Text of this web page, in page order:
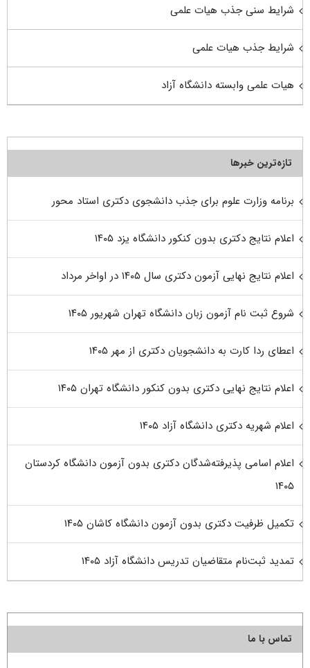
شرایط سنی جذب هیات علمی
شرایط جذب هیات علمی
هیات علمی وابسته دانشگاه آزاد
تازه‌ترین خبرها
برنامه وزارت علوم برای جذب دانشجوی دکتری استاد محور
اعلام نتایج دکتری بدون کنکور دانشگاه یزد ۱۴۰۵
اعلام نتایج نهایی آزمون دکتری سال ۱۴۰۵ در اواخر مرداد
شروع ثبت نام آزمون زبان دانشگاه تهران شهریور ۱۴۰۵
اعطای ردا کارت به دانشجویان دکتری از مهر ۱۴۰۵
اعلام نتایج نهایی دکتری بدون کنکور دانشگاه تهران ۱۴۰۵
اعلام شهریه دکتری دانشگاه آزاد ۱۴۰۵
اعلام اسامی پذیرفته‌شدگان دکتری بدون آزمون دانشگاه کردستان
۱۴۰۵
تکمیل ظرفیت دکتری بدون آزمون دانشگاه کاشان ۱۴۰۵
تمدید ثبت‌نام متقاضیان تدریس دانشگاه آزاد ۱۴۰۵
تماس با ما